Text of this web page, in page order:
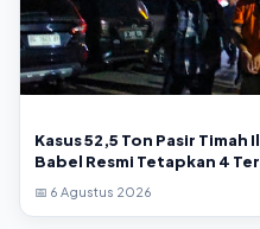
Kasus 52,5 Ton Pasir
Babel Resmi Tetapkan 4
📅 6 Agustus 2026